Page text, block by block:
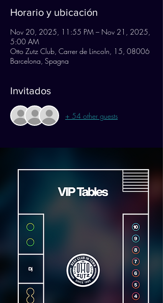
Horario y ubicación
Nov 20, 2025, 11:55 PM – Nov 21, 2025,
5:00 AM
Otto Zutz Club, Carrer de Lincoln, 15, 08006
Barcelona, Spagna
Invitados
+ 54 other guests